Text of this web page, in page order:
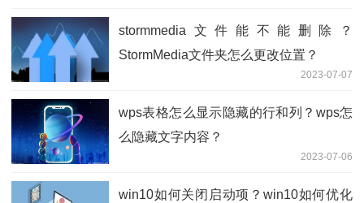
stormmedia文件能不能删除？
StormMedia文件夹怎么更改位置？
2023-07-07
wps表格怎么显示隐藏的行和列？wps怎
么隐藏文字内容？
2023-07-06
win10如何关闭启动项？win10如何优化